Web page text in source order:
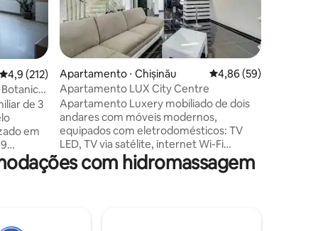
4,9 de uma avaliação média de 5, 212 avaliações
4,9 (212)
de 3
Apartamento ⋅ Chișinău 4,86 de uma
4,86 (59)
Apartamento LUX City Centre
Apartamento Luxery mobiliado de dois
andares com móveis modernos,
equipados com eletrodomésticos: TV
LED, TV via satélite, internet Wi-Fi
gratuita. Iluminação-Super e local.A
cozinha está cheia de: utensílios de
com hidromassagem